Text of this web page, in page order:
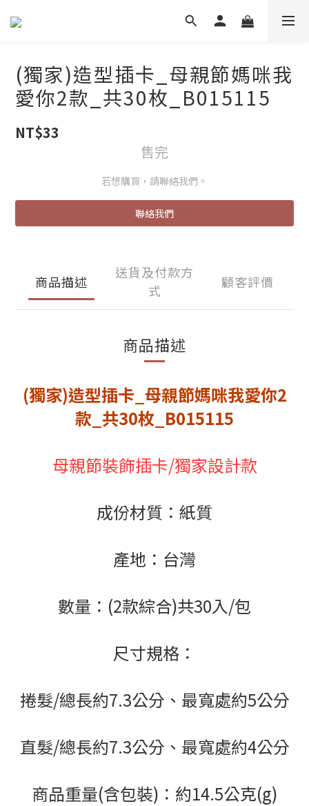
(獨家)造型插卡_母親節媽咪我
愛你2款_共30枚_B015115
NT$33
售完
若想購買，請聯絡我們。
聯絡我們
商品描述
送貨及付款方
式
顧客評價
商品描述
(獨家)造型插卡_母親節媽咪我愛你2
款_共30枚_B015115
母親節裝飾插卡/獨家設計款
成份材質：紙質
產地：台灣
數量：(2款綜合)共30入/包
尺寸規格：
捲髮/總長約7.3公分、最寬處約5公分
直髮/總長約7.3公分、最寬處約4公分
商品重量(含包裝)：約14.5公克(g)